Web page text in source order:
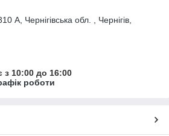
А, Чернігівська обл. , Чернігів,
з 10:00 до 16:00
роботи